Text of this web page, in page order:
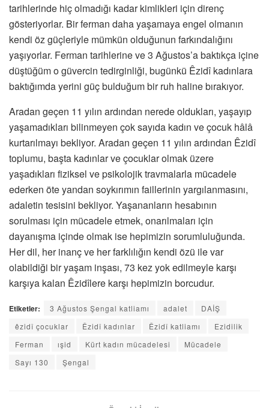
tarihlerinde hiç olmadığı kadar kimlikleri için direnç
gösteriyorlar. Bir ferman daha yaşamaya engel olmanın
kendi öz güçleriyle mümkün olduğunun farkındalığını
yaşıyorlar. Ferman tarihlerine ve 3 Ağustos’a baktıkça içine
düştüğüm o güvercin tedirginliği, bugünkü Êzidî kadınlara
baktığımda yerini güç bulduğum bir ruh haline bırakıyor.
Aradan geçen 11 yılın ardından nerede oldukları, yaşayıp
yaşamadıkları bilinmeyen çok sayıda kadın ve çocuk hâlâ
kurtarılmayı bekliyor. Aradan geçen 11 yılın ardından Êzidî
toplumu, başta kadınlar ve çocuklar olmak üzere
yaşadıkları fiziksel ve psikolojik travmalarla mücadele
ederken öte yandan soykırımın faillerinin yargılanmasını,
adaletin tesisini bekliyor. Yaşananların hesabının
sorulması için mücadele etmek, onarılmaları için
dayanışma içinde olmak ise hepimizin sorumluluğunda.
Her dil, her inanç ve her farklılığın kendi özü ile var
olabildiği bir yaşam inşası, 73 kez yok edilmeyle karşı
karşıya kalan Êzidîlere karşı hepimizin borcudur.
Etiketler: 3 Ağustos Şengal katliamı adalet
DAİŞ
êzidî çocuklar
Êzidî kadınlar Êzidî katliamı
Ezidilik
Ferman
ışid Kürt kadın mücadelesi
Mücadele
Sayı 130
Şengal